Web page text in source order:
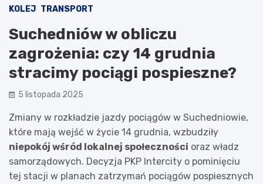
KOLEJ TRANSPORT
Suchedniów w obliczu
zagrożenia: czy 14 grudnia
stracimy pociągi pospieszne?
5 listopada 2025
Zmiany w rozkładzie jazdy pociągów w Suchedniowie,
które mają wejść w życie 14 grudnia, wzbudziły
niepokój wśród lokalnej społeczności oraz władz
samorządowych. Decyzja PKP Intercity o pominięciu
tej stacji w planach zatrzymań pociągów pospiesznych